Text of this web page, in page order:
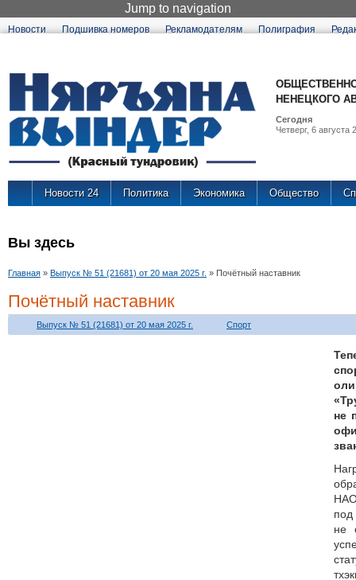
Jump to navigation
Новости Подшивка номеров Рекламодателям Полиграфия
НЕНЕЦКОГО
Сегодня
Четверг, 6 августа
Новости 24 Политика Экономика Общество
Вы здесь
Главная » Выпуск № 51 (21681) от 20 мая 2025 г. » Почётный наставник
Почётный наставник
Выпуск № 51 (21681) от 20 мая 2025 г. Спорт
не
под
не